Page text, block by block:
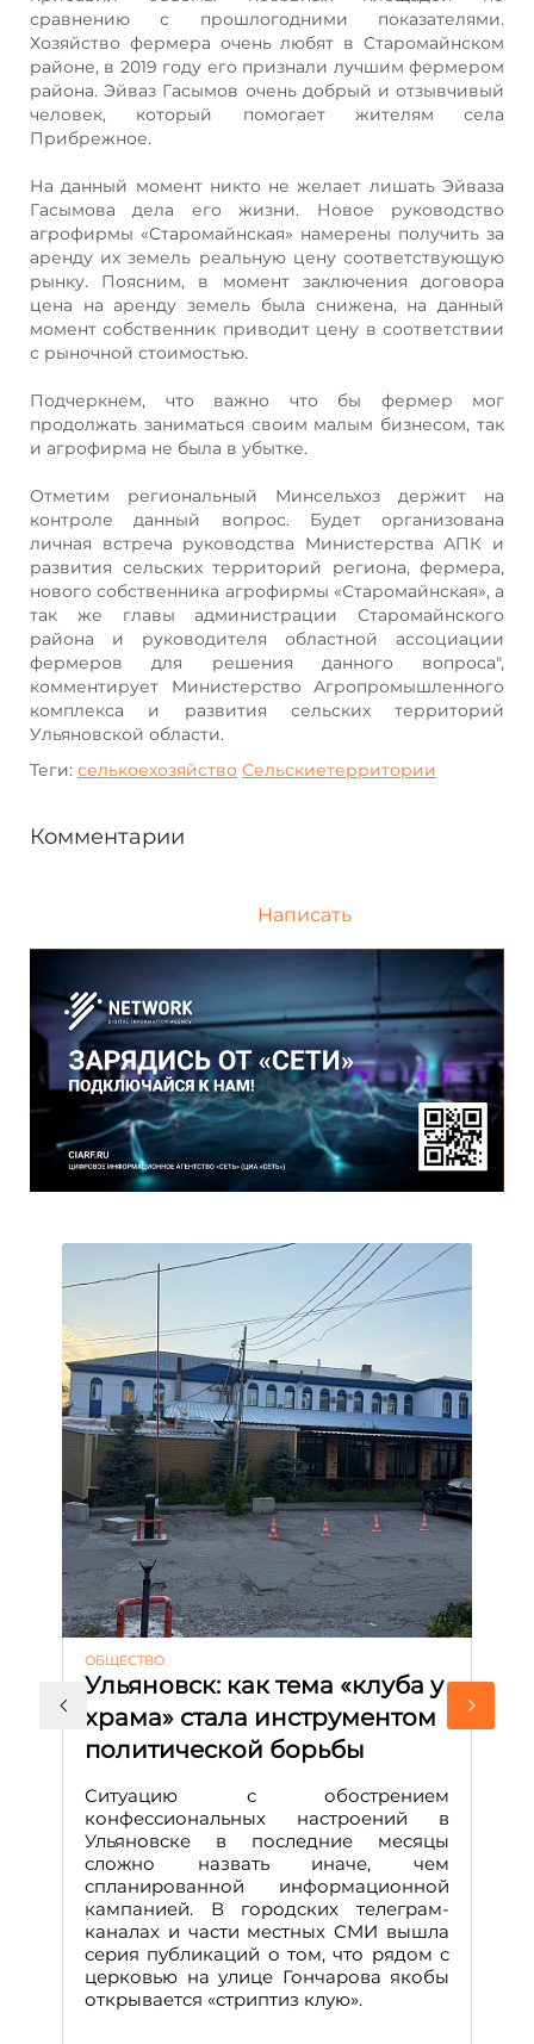
сравнению с прошлогодними показателями.
Хозяйство фермера очень любят в Старомайнском
районе, в 2019 году его признали лучшим фермером
района. Эйваз Гасымов очень добрый и отзывчивый
человек, который помогает жителям села
Прибрежное.
На данный момент никто не желает лишать Эйваза
Гасымова дела его жизни. Новое руководство
агрофирмы «Старомайнская» намерены получить за
аренду их земель реальную цену соответствующую
рынку. Поясним, в момент заключения договора
цена на аренду земель была снижена, на данный
момент собственник приводит цену в соответствии
с рыночной стоимостью.
Подчеркнем, что важно что бы фермер мог
продолжать заниматься своим малым бизнесом, так
и агрофирма не была в убытке.
Отметим региональный Минсельхоз держит на
контроле данный вопрос. Будет организована
личная встреча руководства Министерства АПК и
развития сельских территорий региона, фермера,
нового собственника агрофирмы «Старомайнская», а
так же главы администрации Старомайнского
района и руководителя областной ассоциации
фермеров для решения данного вопроса",
комментирует Министерство Агропромышленного
комплекса и развития сельских территорий
Ульяновской области.
Теги: селькоехозяйство Сельскиетерритории
Комментарии
Написать
ОБЩЕСТВО
Ульяновск: как тема «клуба у
храма» стала инструментом
политической борьбы
Ситуацию с обострением
конфессиональных настроений в
Ульяновске в последние месяцы
сложно назвать иначе, чем
спланированной информационной
кампанией. В городских телеграм-
каналах и части местных СМИ вышла
серия публикаций о том, что рядом с
церковью на улице Гончарова якобы
открывается «стриптиз клую».